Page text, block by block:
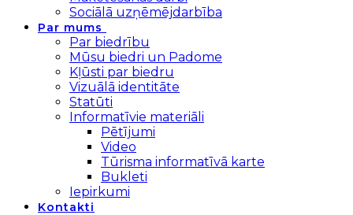
Sociālā uzņēmējdarbība
Par mums
Par biedrību
Mūsu biedri un Padome
Kļūsti par biedru
Vizuālā identitāte
Statūti
Informatīvie materiāli
Pētījumi
Video
Tūrisma informatīvā karte
Bukleti
Iepirkumi
Kontakti